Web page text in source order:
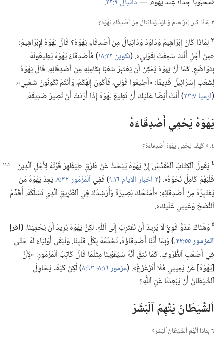
‹مَحْبُوبًا جِدًّا› عِنْدَ يَهْوَهَ.‏ —‏دانيال ٩:‏٢٣ ‏.‏
٣ لِمَاذَا كَانَ إِبْرَاهِيمُ وَدَاوُدُ وَدَانِيَالُ مِنْ أَصْدِقَاءِ يَهْوَهَ؟‏
٣لِمَاذَا كَانَ إِبْرَاهِيمُ وَدَاوُدُ وَدَانِيَالُ مِنْ أَصْدِقَاءِ يَهْوَهَ؟‏ قَالَ يَهْوَهُ لِإِبْرَاهِيمَ:‏
«مِنْ أَجْلِ أَنَّكَ سَمِعْتَ لِقَوْلِي».‏ (‏تكوين ٢٢:‏١٨
‏)‏ فَأَصْدِقَاءُ يَهْوَهَ يُطِيعُونَهُ
بِتَوَاضُعٍ.‏ كَمَا أَنَّ يَهْوَهَ يُمْكِنُ أَنْ يَعْتَبِرَ شَعْبًا بِكَامِلِهِ مِنْ أَصْدِقَائِهِ.‏ قَالَ يَهْوَهُ
لِشَعْبِ إِسْرَائِيلَ قَدِيمًا:‏ «أَطِيعُوا قَوْلِي،‏ فَأَكُونَ إِلٰهَكُمْ،‏ وَأَنْتُمْ تَكُونُونَ شَعْبِي».‏
(‏ارميا ٧:‏٢٣ ‏)‏ أَنْتَ أَيْضًا عَلَيْكَ أَنْ تُطِيعَ يَهْوَهَ إِذَا أَرَدْتَ أَنْ تَصِيرَ صَدِيقَهُ.‏
يَهْوَهُ يَحْمِي أَصْدِقَاءَهُ
٤،‏ ٥ كَيْفَ يَحْمِي يَهْوَهُ أَصْدِقَاءَهُ؟‏
٤ يَقُولُ ٱلْكِتَابُ ٱلْمُقَدَّسُ إِنَّ يَهْوَهَ يَبْحَثُ عَنْ طُرُقٍ «لِيُظْهِرَ قُوَّتَهُلِأَجْلِ ٱلَّذِينَ
قَلْبُهُمْ كَامِلٌ نَحْوَهُ».‏ (‏٢ اخبار الايام ١٦:‏٩ ‏)‏ فَفِيٱلْمَزْمُور ٣٢:‏٨
‏،‏ يَعِدُ يَهْوَهُ مَنْ
يَعْتَبِرُهُ مِنْ أَصْدِقَائِهِ:‏ «أَمْنَحُكَ بَصِيرَةً وَأُرْشِدُكَ فِي ٱلطَّرِيقِ ٱلَّذِي تَسْلُكُهُ.‏ أُقَدِّمُ
ٱلنُّصْحَ وَعَيْنِي عَلَيْكَ».‏
٥وَهُنَاكَ عَدُوٌّ قَوِيٌّ لَا يُرِيدُ أَنْ نَقْتَرِبَ إِلَى ٱللّٰهِ.‏ لٰكِنَّ يَهْوَهَ يُرِيدُ أَنْ يَحْمِيَنَا.‏‏(‏اقرإ
المزمور ٥٥:‏٢٢
‏.‏)‏وَبِمَا أَنَّنَا أَصْدِقَاؤُهُ،‏ نَخْدُمُهُ بِكُلِّ قَلْبِنَا.‏ وَنَبْقَى أَوْلِيَاءَ لَهُ حَتَّى
فِي أَصْعَبِ ٱلظُّرُوفِ.‏ كَمَا نَثِقُ أَنَّهُ سَيُقَوِّينَا مِثْلَمَا قَالَ كَاتِبُ ٱلْمَزْمُورِ:‏ «لِأَنَّ
[يَهْوَهَ] عَنْ يَمِينِي فَلَا أَتَزَعْزَعُ».‏ (‏مزمور ١٦:‏٨؛‏
‏)‏ لٰكِنْ كَيْفَ يُحَاوِلُ
ٱلشَّيْطَانُ أَنْ يُبْعِدَنَا عَنِ ٱللّٰهِ؟‏
اَلشَّيْطَانُ يَتَّهِمُ ٱلْبَشَرَ
٦ بِمَاذَا ٱتَّهَمَ ٱلشَّيْطَانُ ٱلْبَشَرَ؟‏